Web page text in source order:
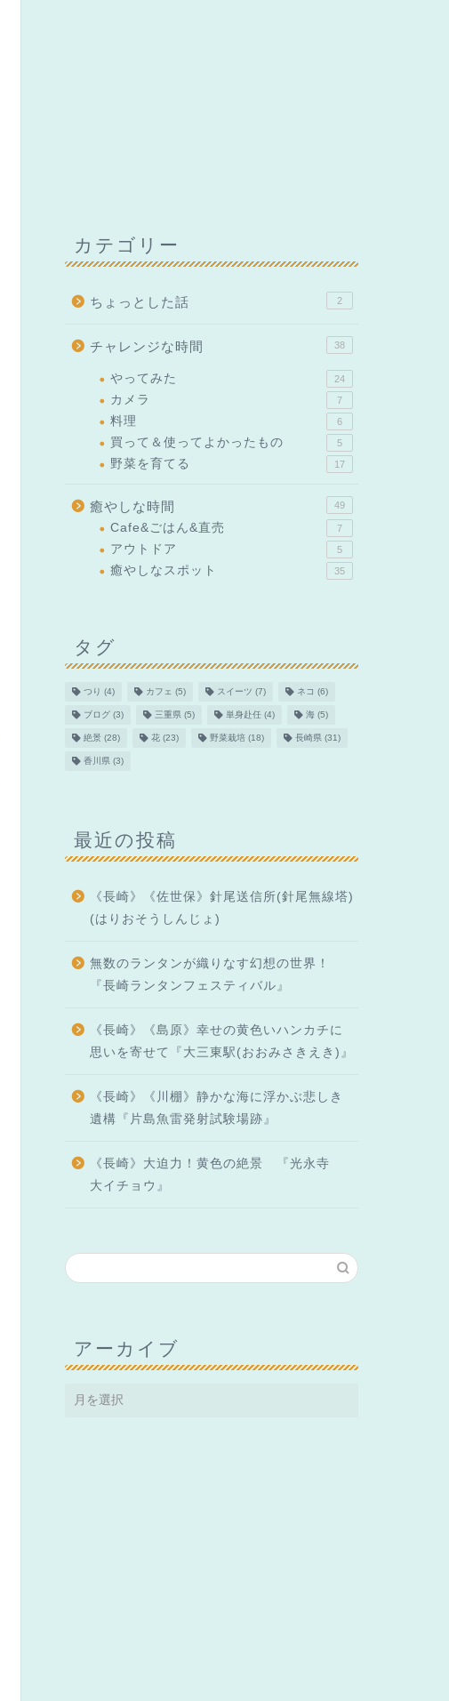
カテゴリー
ちょっとした話 2
チャレンジな時間 38
やってみた 24
カメラ 7
料理 6
買って＆使ってよかったもの 5
野菜を育てる 17
癒やしな時間 49
Cafe&ごはん&直売 7
アウトドア 5
癒やしなスポット 35
タグ
つり (4) カフェ (5) スイーツ (7) ネコ (6)
ブログ(3) 三重県 (5) 単身赴任(4) 海(5)
絶景(28) 花(23) 野菜栽培(18) 長崎県 (31)
香川県 (3)
最近の投稿
《長崎》《佐世保》針尾送信所(針尾無線塔)
(はりおそうしんじょ)
無数のランタンが織りなす幻想の世界！
『長崎ランタンフェスティバル』
《長崎》《島原》幸せの黄色いハンカチに
思いを寄せて『大三東駅(おおみさきえき)』
《長崎》《川棚》静かな海に浮かぶ悲しき
遺構『片島魚雷発射試験場跡』
《長崎》大迫力！黄色の絶景 『光永寺
大イチョウ』
アーカイブ